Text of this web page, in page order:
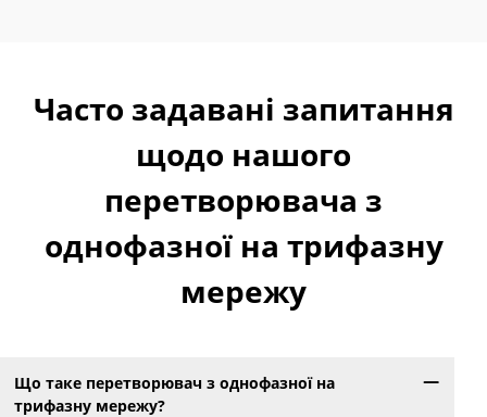
Часто задавані запитання
щодо нашого
перетворювача з
однофазної на трифазну
мережу
Що таке перетворювач з однофазної на
трифазну мережу?